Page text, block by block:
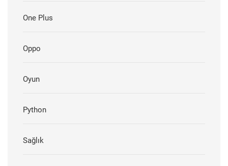
One Plus
Oppo
Oyun
Python
Sağlık